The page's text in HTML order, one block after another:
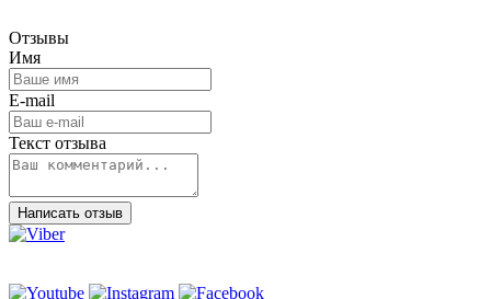
Отзывы
Имя
E-mail
Текст отзыва
Написать отзыв